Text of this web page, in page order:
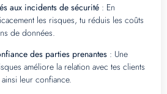
aux incidents de sécurité : En
les risques, tu réduis les coûts
de données.
des parties prenantes : Une
améliore la relation avec tes clients
leur confiance.